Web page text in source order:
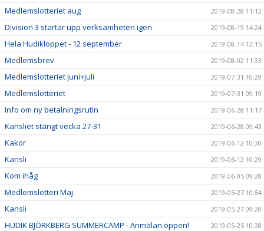
Medlemslotteriet aug 2019-08-28 11:12
Division 3 startar upp verksamheten igen 2019-08-19 14:24
Hela Hudikloppet - 12 september 2019-08-14 12:15
Medlemsbrev 2019-08-02 11:33
Medlemslotteriet juni+juli 2019-07-31 10:29
Medlemslotteriet 2019-07-31 09:19
Info om ny betalningsrutin 2019-06-28 11:17
Kansliet stängt vecka 27-31 2019-06-28 09:43
Kakor 2019-06-12 10:30
Kansli 2019-06-12 10:29
Kom ihåg 2019-06-05 09:28
Medlemslotteri Maj 2019-05-27 10:54
Kansli 2019-05-27 09:20
HUDIK BJÖRKBERG SUMMERCAMP - Anmälan öppen! 2019-05-25 10:38